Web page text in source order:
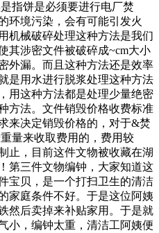
指饼是必须要进行电厂焚
环境污染，会有可能引发火
机械破碎处理这种方法是我们
其涉密文件被破碎成~cm大小
外漏。而且这种方法还是效率
是用水进行脱浆处理这种方法
用这种方法都是处理少量绝密
方法。文件销毁价格收费标准
来决定销毁价格的，对于&焚
量来收取费用的，费用较
止，目前这件文物被收藏在湖
第三件文物编钟，大家知道这
宝贝，是一个打扫卫生的清洁
家庭条件不好。于是这位阿姨
然后卖掉来补贴家用。于是就
小，编钟太重，清洁工阿姨便